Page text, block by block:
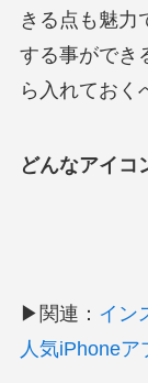
きる点も魅力
する事ができ
ら入れておく
どんなアイコ
▶関連： イン
人気iPhoneア